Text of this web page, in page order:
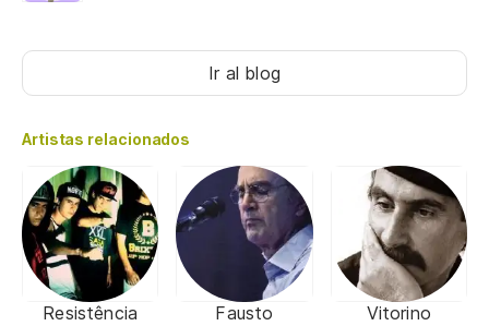
Ir al blog
Artistas relacionados
Resistência Fausto Vitorino